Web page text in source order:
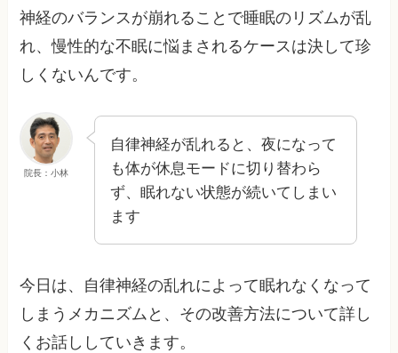
神経のバランスが崩れることで睡眠のリズムが乱
れ、慢性的な不眠に悩まされるケースは決して珍
しくないんです。
院長：小林
自律神経が乱れると、夜になって
も体が休息モードに切り替わら
ず、眠れない状態が続いてしまい
ます
今日は、自律神経の乱れによって眠れなくなって
しまうメカニズムと、その改善方法について詳し
くお話ししていきます。